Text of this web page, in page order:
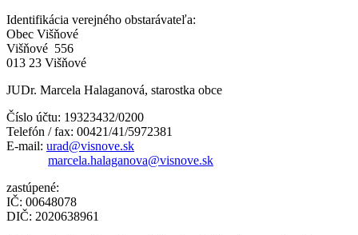
Identifikácia verejného obstarávateľa:
Obec Višňové
Višňové 556
013 23 Višňové
JUDr. Marcela Halaganová, starostka obce
Číslo účtu: 19323432/0200
Telefón / fax: 00421/41/5972381
E-mail: urad@visnove.sk
marcela.halaganova@visnove.sk
zastúpené:
IČ: 00648078
DIČ: 2020638961